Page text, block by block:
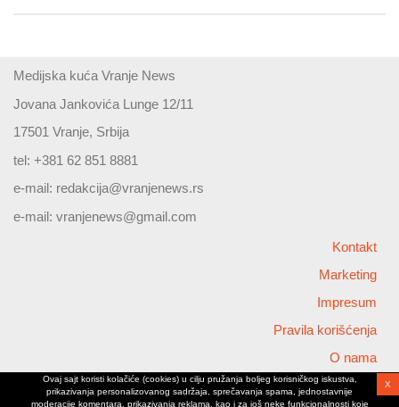
Medijska kuća Vranje News
Jovana Jankovića Lunge 12/11
17501 Vranje, Srbija
tel: +381 62 851 8881
e-mail: redakcija@vranjenews.rs
e-mail: vranjenews@gmail.com
Kontakt
Marketing
Impresum
Pravila korišćenja
O nama
Copyright © 2026 Vranjenews
All rights reserved
Ovaj sajt koristi kolačiće (cookies) u cilju pružanja boljeg korisničkog iskustva,
prikazivanja personalizovanog sadržaja, sprečavanja spama, jednostavnije
moderacije komentara, prikazivanja reklama, kao i za još neke funkcionalnosti koje
X